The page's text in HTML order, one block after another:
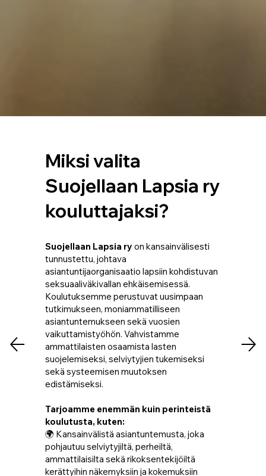
Miksi valita
Suojellaan Lapsia ry
kouluttajaksi?
Suojellaan Lapsia ry on kansainvälisesti
tunnustettu, johtava
asiantuntijaorganisaatio lapsiin kohdistuvan
seksuaaliväkivallan ehkäisemisessä.
Koulutuksemme perustuvat uusimpaan
tutkimukseen, moniammatilliseen
asiantuntemukseen sekä vuosien
vaikuttamistyöhön. Vahvistamme
ammattilaisten osaamista lasten
suojelemiseksi, selviytyjien tukemiseksi
sekä systeemisen muutoksen
edistämiseksi.
Tarjoamme enemmän kuin perinteistä
koulutusta, kuten:
🌍 Kansainvälistä asiantuntemusta, joka
pohjautuu selviytyjiltä, perheiltä,
ammattilaisilta sekä rikoksentekijöiltä
kerättyihin näkemyksiin ja kokemuksiin